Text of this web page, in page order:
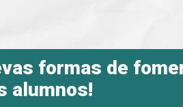
formas de
alumnos!